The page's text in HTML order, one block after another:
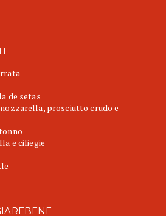
de setas
prosciutto crudo e
e ciliegie